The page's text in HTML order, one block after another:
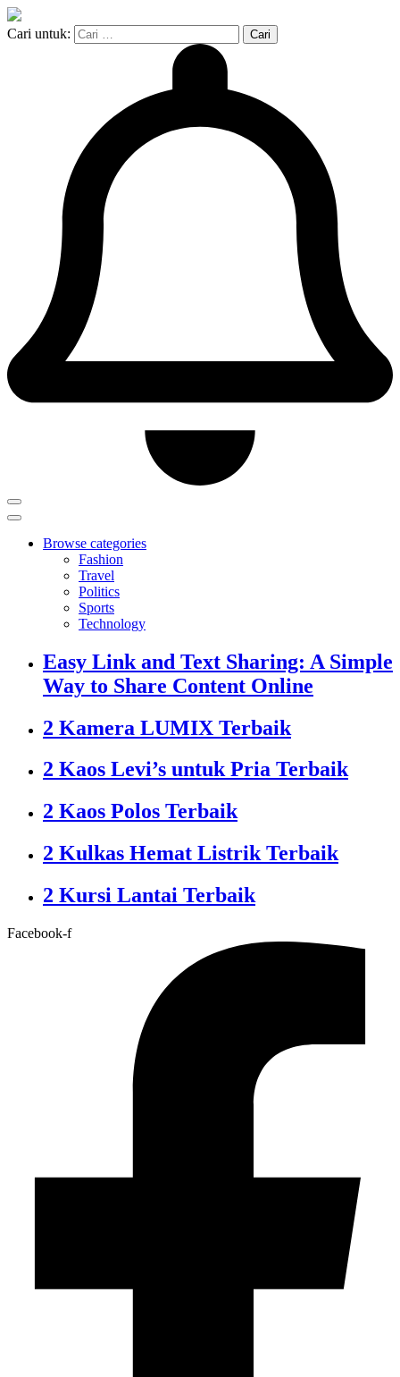
Cari untuk:
Browse categories
Fashion
Travel
Politics
Sports
Technology
Easy Link and Text Sharing: A Simple
Way to Share Content Online
2 Kamera LUMIX Terbaik
2 Kaos Levi’s untuk Pria Terbaik
2 Kaos Polos Terbaik
2 Kulkas Hemat Listrik Terbaik
2 Kursi Lantai Terbaik
Facebook-f